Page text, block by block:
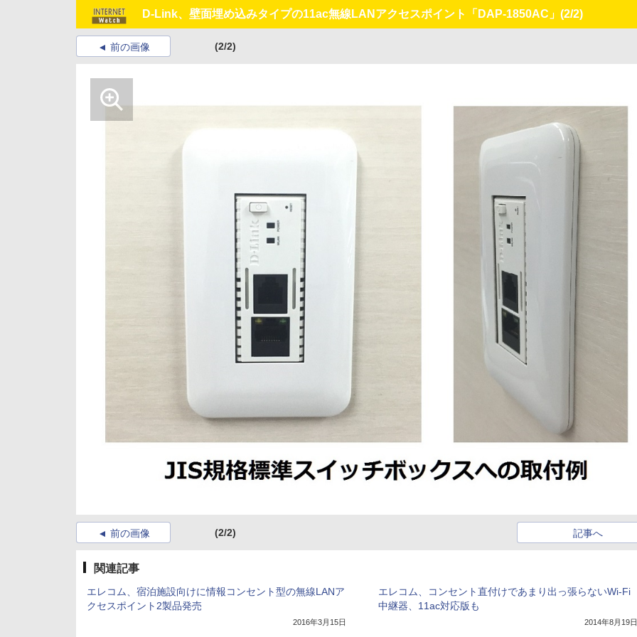
D-Link、壁面埋め込みタイプの11ac無線LANアクセスポイント「DAP-1850AC」 (2/2)
前の画像 (2/2)
前の画像 (2/2) 記事へ
関連記事
エレコム、宿泊施設向けに情報コンセント型の無線LANア
クセスポイント2製品発売
2016年3月15日
エレコム、コンセント直付けであまり出っ張らないWi-Fi
中継器、11ac対応版も
2014年8月19日